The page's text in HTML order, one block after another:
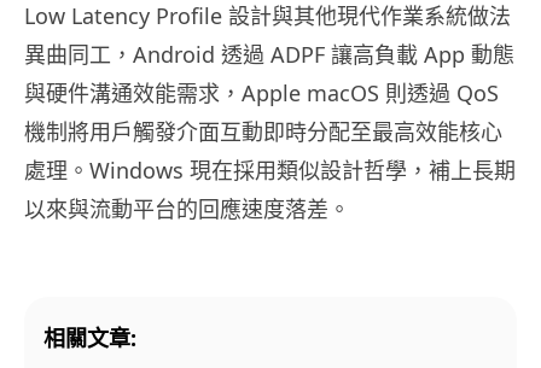
Low Latency Profile 設計與其他現代作業系統做法
異曲同工，Android 透過 ADPF 讓高負載 App 動態
與硬件溝通效能需求，Apple macOS 則透過 QoS
機制將用戶觸發介面互動即時分配至最高效能核心
處理。Windows 現在採用類似設計哲學，補上長期
以來與流動平台的回應速度落差。
相關文章: